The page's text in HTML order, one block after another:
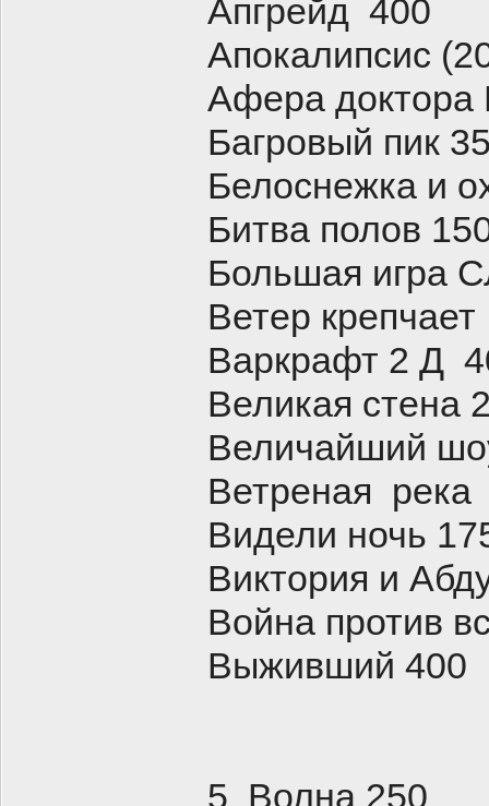
Апгрейд 400
Апокалипсис
Афера
Багровый пик
Белоснежка и
Битва полов
Большая игра
Ветер
Варкрафт 2 Д
Великая стена
Величайший
Ветреная река
Видели ночь
Виктория и
Война против
Выживший 400
5 Волна 250